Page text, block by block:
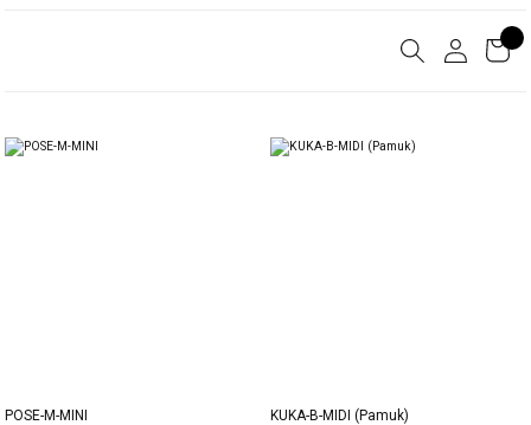
POSE-M-MINI KUKA-B-MIDI (Pamuk)